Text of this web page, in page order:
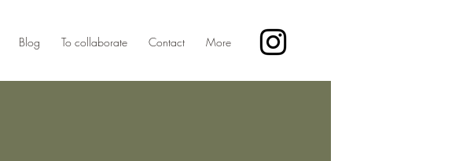
Blog To collaborate Contact More